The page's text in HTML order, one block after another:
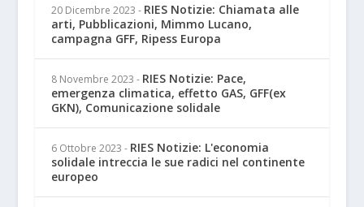
20 Dicembre 2023 - RIES Notizie: Chiamata alle
arti, Pubblicazioni, Mimmo Lucano,
campagna GFF, Ripess Europa
8 Novembre 2023 - RIES Notizie: Pace,
emergenza climatica, effetto GAS, GFF(ex
GKN), Comunicazione solidale
6 Ottobre 2023 - RIES Notizie: L'economia
solidale intreccia le sue radici nel continente
europeo